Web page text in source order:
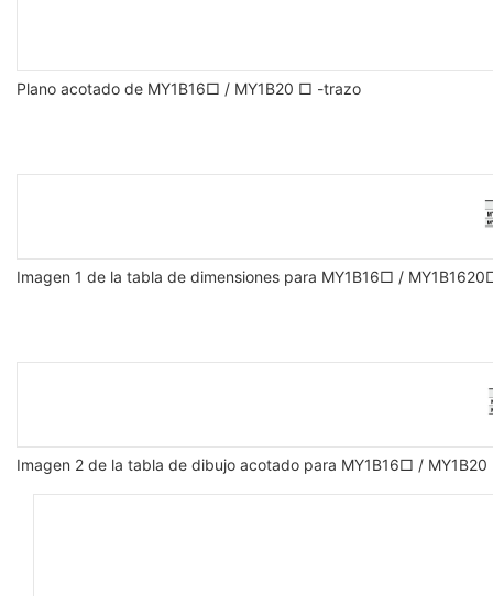
Plano acotado de MY1B16□ / MY1B20 □ -trazo
Imagen 1 de la tabla de dimensiones para MY1B16□ /
Imagen 2 de la tabla de dibujo acotado para MY1B16□ / MY1B20